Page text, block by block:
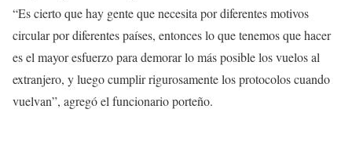
“Es cierto que hay gente que necesita por diferentes motivos
circular por diferentes países, entonces lo que tenemos que hacer
es el mayor esfuerzo para demorar lo más posible los vuelos al
extranjero, y luego cumplir rigurosamente los protocolos cuando
vuelvan”, agregó el funcionario porteño.